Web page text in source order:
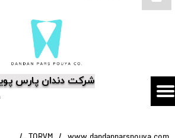
​شرکت دندان پارس
سفارشات